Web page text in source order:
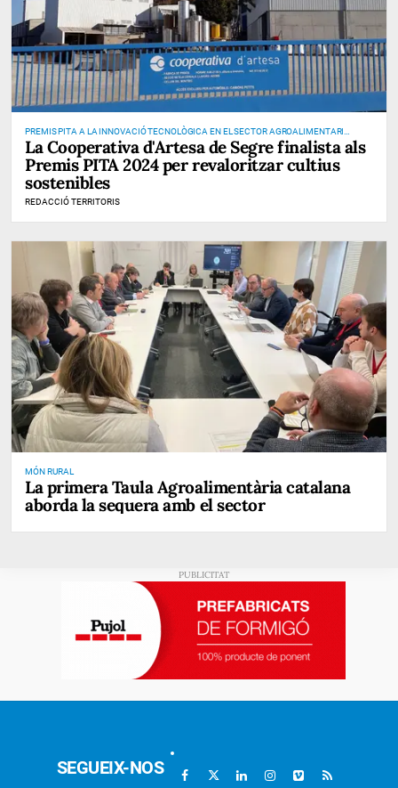
PREMIS PITA A LA INNOVACIÓ TECNOLÒGICA EN EL SECTOR AGROALIMENTARI
CATALÀ
La Cooperativa d'Artesa de Segre finalista als
Premis PITA 2024 per revaloritzar cultius
sostenibles
REDACCIÓ TERRITORIS
MÓN RURAL
La primera Taula Agroalimentària catalana
aborda la sequera amb el sector
SEGUEIX-NOS